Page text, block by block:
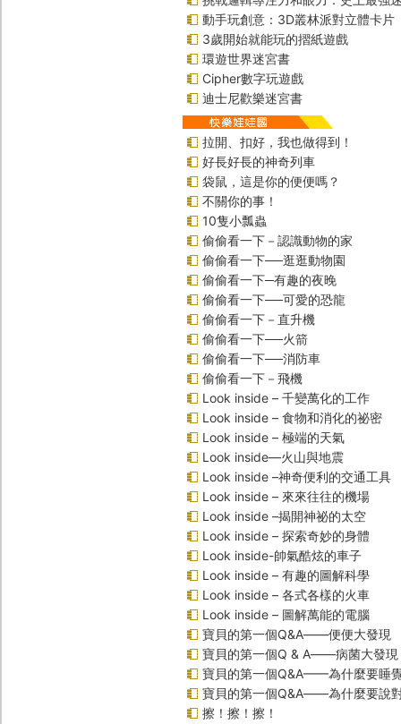
動手玩創意：3D叢林派對立體卡片
3歲開始就能玩的摺紙遊戲
環遊世界迷宮書
Cipher數字玩遊戲
迪士尼歡樂迷宮書
拉開、扣好，我也做得到！
好長好長的神奇列車
袋鼠，這是你的便便嗎？
不關你的事！
10隻小瓢蟲
偷偷看一下－認識動物的家
偷偷看一下──逛逛動物園
偷偷看一下─有趣的夜晚
偷偷看一下──可愛的恐龍
偷偷看一下－直升機
偷偷看一下──火箭
偷偷看一下──消防車
偷偷看一下－飛機
Look inside – 千變萬化的工作
Look inside – 食物和消化的祕密
Look inside – 極端的天氣
Look inside—火山與地震
Look inside –神奇便利的交通工具
Look inside – 來來往往的機場
Look inside –揭開神祕的太空
Look inside – 探索奇妙的身體
Look inside-帥氣酷炫的車子
Look inside – 有趣的圖解科學
Look inside – 各式各樣的火車
Look inside – 圖解萬能的電腦
寶貝的第一個Q&A――便便大發現
寶貝的第一個Q & A――病菌大發現
寶貝的第一個Q&A——為什麼要睡
寶貝的第一個Q&A――為什麼要說
擦！擦！擦！